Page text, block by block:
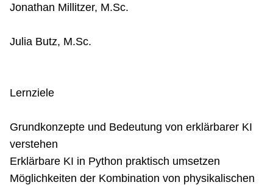
Jonathan Millitzer, M.Sc.
Julia Butz, M.Sc.
Lernziele
Grundkonzepte und Bedeutung von erklärbarer KI
verstehen
Erklärbare KI in Python praktisch umsetzen
Möglichkeiten der Kombination von physikalischen